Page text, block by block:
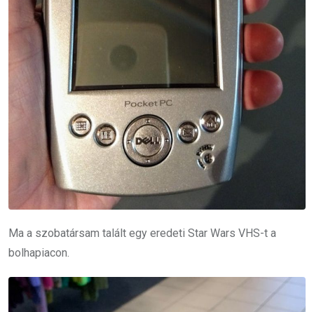
Ma a szobatársam talált egy eredeti Star Wars VHS-t a
bolhapiacon.